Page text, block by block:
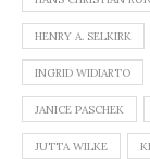
HENRY A. SELKIRK
INGRID WIDIARTO
JANICE PASCHEK
JUTTA WILKE